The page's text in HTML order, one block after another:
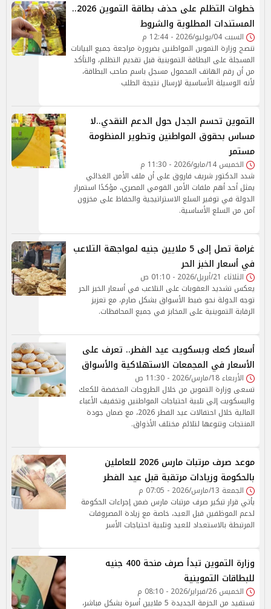
خطوات التظلم على حذف بطاقة التموين 2026..
المستندات المطلوبة والشروط
السبت 04/يوليو/2026 - 12:44 م
تنصح وزارة التموين المواطنين بضرورة مراجعة جميع البيانات
المسجلة على البطاقة التموينية قبل تقديم التظلم، والتأكد
من أن رقم الهاتف المحمول مسجل باسم صاحب البطاقة،
لأنه الوسيلة الأساسية لإرسال نتيجة الطلب
التموين تحسم الجدل حول الدعم النقدي..لا
مساس بحقوق المواطنين وتطوير المنظومة
مستمر
الخميس 14/مايو/2026 - 11:30 م
شدد الدكتور شريف فاروق على أن ملف الأمن الغذائي
يمثل أحد أهم ملفات الأمن القومي المصري، مؤكدًا استمرار
الدولة في توفير السلع الاستراتيجية والحفاظ على مخزون
آمن من السلع الأساسية.
غرامة تصل إلى 5 ملايين جنيه لمواجهة التلاعب
في أسعار الخبز الحر
الثلاثاء 21/أبريل/2026 - 01:10 ص
يعكس تشديد العقوبات على التلاعب في أسعار الخبز الحر
توجه الدولة نحو ضبط الأسواق بشكل صارم، مع تعزيز
الرقابة التموينية على المخابز في جميع المحافظات.
أسعار كعك وبسكويت عيد الفطر.. تعرف على
الأسعار في المجمعات الاستهلاكية والأسواق
الأربعاء 18/مارس/2026 - 11:30 ص
تسعى وزارة التموين من خلال الطروحات المخفضة للكعك
والبسكويت إلى تلبية احتياجات المواطنين وتخفيف الأعباء
المالية خلال احتفالات عيد الفطر 2026، مع ضمان جودة
المنتجات وتنوعها لتلائم مختلف الأذواق.
موعد صرف مرتبات مارس 2026 للعاملين
بالحكومة وزيادات مرتقبة قبل عيد الفطر
الجمعة 13/مارس/2026 - 07:05 م
يأتي قرار تبكير صرف مرتبات مارس ضمن إجراءات الحكومة
لدعم الموظفين قبل العيد، خاصة مع زيادة المصروفات
المرتبطة بالاستعداد للعيد وتلبية احتياجات الأسر
وزارة التموين تبدأ صرف منحة 400 جنيه
للبطاقات التموينية
الخميس 26/فبراير/2026 - 08:10 م
تستفيد من الحزمة الجديدة 5 ملايين أسرة بشكل مباشر،